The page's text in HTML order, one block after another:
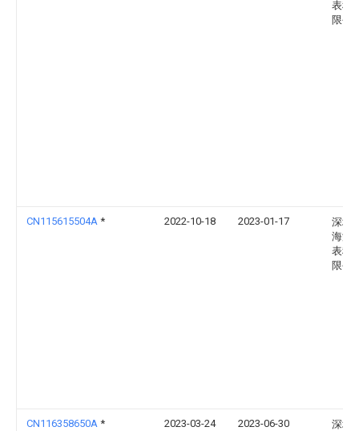
表科
限公
CN115615504A * 2022-10-18 2023-01-17
深圳
海海
表科
限公
CN116358650A * 2023-03-24 2023-06-30
深圳